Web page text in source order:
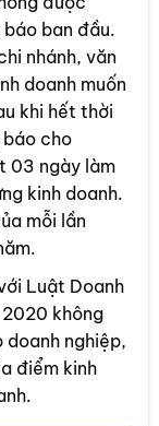
ban đầu.
nhánh, văn
doanh muốn
khi hết thời
cho
03 ngày làm
kinh doanh.
mỗi lần
Luật Doanh
không
doanh nghiệp,
điểm kinh